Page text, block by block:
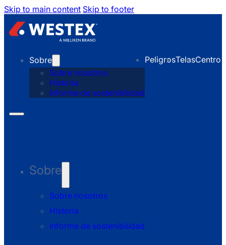
Skip to main content Skip to footer
Sobre
Sobre nosotros
Historia
Informe de sostenibilidad
PeligrosTelasCentro
Sobre
Sobre nosotros
Historia
Informe de sostenibilidad